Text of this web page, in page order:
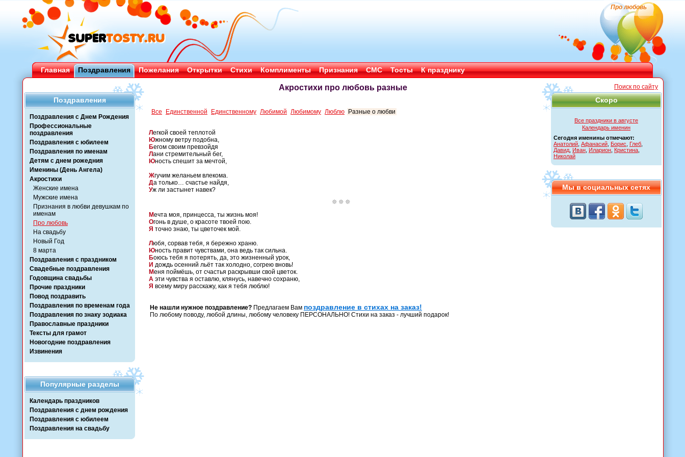
Про любовь
Главная Поздравления Пожелания Открытки Стихи Комплименты Признания СМС Тосты К празднику
Поздравления
Поздравления с Днем Рождения
Профессиональные
поздравления
Поздравления с юбилеем
Поздравления по именам
Детям с днем рожедния
Именины (День Ангела)
Акростихи
Женские имена
Мужские имена
Признания в любви девушкам по
именам
Про любовь
На свадьбу
Новый Год
8 марта
Поздравления с праздником
Свадебные поздравления
Годовщина свадьбы
Прочие праздники
Повод поздравить
Поздравления по временам года
Поздравления по знаку зодиака
Православные праздники
Тексты для грамот
Новогодние поздравления
Извинения
Популярные разделы
Календарь праздников
Поздравления с днем рождения
Поздравления с юбилеем
Поздравления на свадьбу
Поиск по сайту
Скоро
Все праздники в августе
Календарь именин
Сегодня именины отмечают:
Анатолий Афанасий Борис Глеб
Давид Иван Иларион Кристина
Николай
Мы в социальных сетях
Акростихи про любовь разные
Все Единственной Единственному Любимой Любимому Люблю Разные о любви
Легкой своей теплотой
Южному ветру подобна,
Бегом своим превзойдя
Лани стремительный бег,
Юность спешит за мечтой,
Жгучим желаньем влекома.
Да только… счастье найдя,
Уж ли застынет навек?
Мечта моя, принцесса, ты жизнь моя!
Огонь в душе, о красоте твоей пою.
Я точно знаю, ты цветочек мой.
Любя, сорвав тебя, я бережно храню.
Юность правит чувствами, она ведь так сильна.
Боюсь тебя я потерять, да, это жизненный урок,
И дождь осенний льёт так холодно, согрею вновь!
Меня поймёшь, от счастья раскрывши свой цветок.
А эти чувства я оставлю, клянусь, навечно сохраню,
Я всему миру расскажу, как я тебя люблю!
Не нашли нужное поздравление? Предлагаем Вам поздравление в стихах на заказ!
По любому поводу, любой длины, любому человеку ПЕРСОНАЛЬНО! Стихи на заказ - лучший подарок!